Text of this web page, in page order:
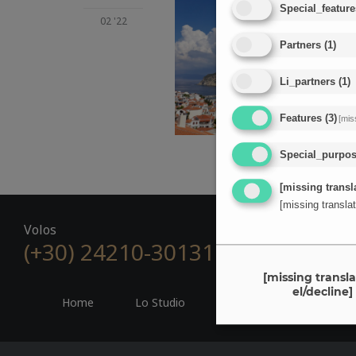
02 '22
Volos
(+30) 24210-30131 
Home Lo Studio
Partners (1)
Li_partners (1)
Features (3)
[missing
[missing
[missing
el/decline]